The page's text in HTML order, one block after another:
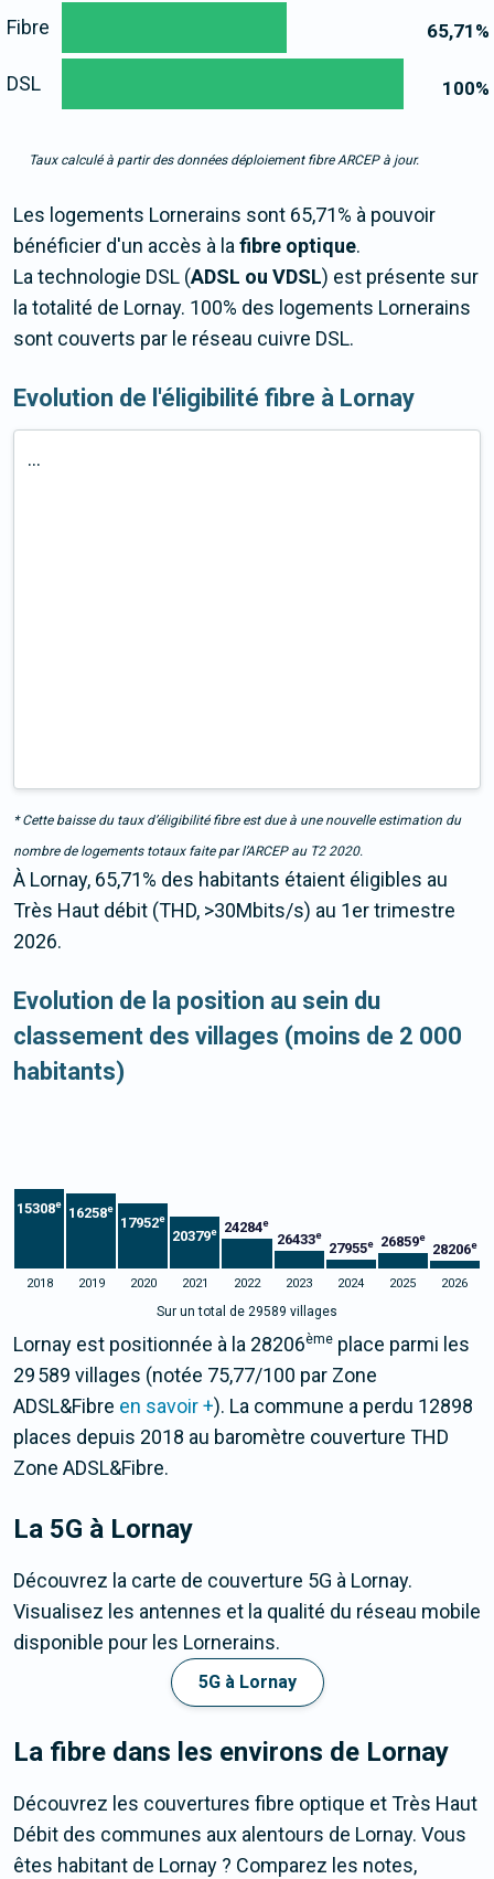
65,71 %
100%
Fibre
DSL
Taux calculé à partir des données déploiement fibre ARCEP à jour.
Les logements Lornerains sont 65,71% à pouvoir
bénéficier d'un accès à lafibre optique.
La technologie DSL (ADSL ou VDSL) est présente sur
la totalité de Lornay. 100% des logements Lornerains
sont couverts par le réseau cuivre DSL.
Evolution de l'éligibilité fibre à Lornay
...
* Cette baisse du taux d’éligibilité fibre est due à une nouvelle estimation du
nombre de logements totaux faite par l’ARCEP au T2 2020.
À Lornay, 65,71% des habitants étaient éligibles au
Très Haut débit (THD, >30Mbits/s) au 1er trimestre
2026.
Evolution de la position au sein du
classement des villages (moins de 2 000
habitants)
15308e
16258e
17952e
20379e 24284e
26433e
27955e 26859e
28206e
2018 2019 2020 2021 2022 2023 2024 2025 2026
Sur un total de 29589 villages
Lornay est positionnée à la 28206ème place parmi les
29 589 villages (notée 75,77/100 par Zone
ADSL&Fibre en savoir +). La commune a perdu 12898
places depuis 2018 au baromètre couverture THD
Zone ADSL&Fibre.
La 5G à Lornay
Découvrez la carte de couverture 5G à Lornay.
Visualisez les antennes et la qualité du réseau mobile
disponible pour les Lornerains.
5G à Lornay
La fibre dans les environs de Lornay
Découvrez les couvertures fibre optique et Très Haut
Débit des communes aux alentours de Lornay. Vous
êtes habitant de Lornay ? Comparez les notes,